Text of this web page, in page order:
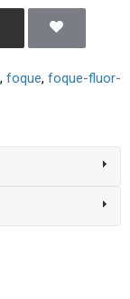
foque foque-fluor-